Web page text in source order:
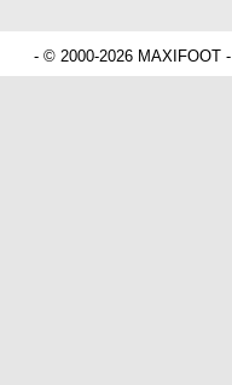
- © 2000-2026 MAXIFOOT -